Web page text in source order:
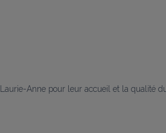
Anne pour leur accueil et la qualité